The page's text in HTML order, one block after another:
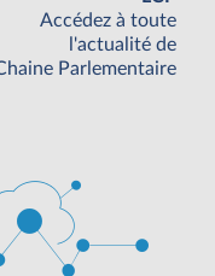
Accédez à toute
l'actualité de
Parlementaire